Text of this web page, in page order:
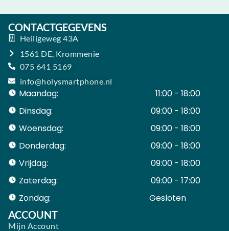
CONTACTGEGEVENS
Heiligeweg 43A
1561 DE, Krommenie
075 641 5169
info@holysmartphone.nl
Maandag:
11:00 - 18:00
Dinsdag:
09:00 - 18:00
Woensdag:
09:00 - 18:00
Donderdag:
09:00 - 18:00
Vrijdag:
09:00 - 18:00
Zaterdag:
09:00 - 17:00
Zondag:
Gesloten ​ ​ ​ ​ ​ ​ ​
ACCOUNT
Mijn Account